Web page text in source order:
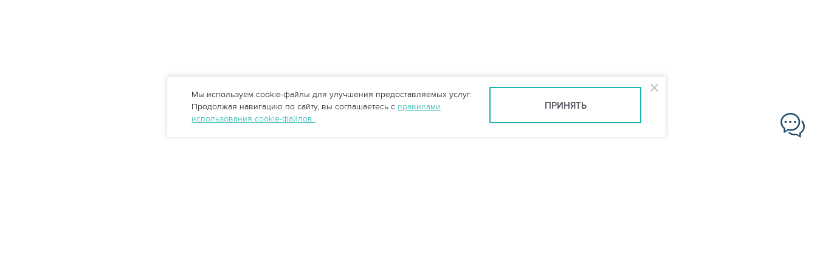
Мы используем cookie-файлы для улучшения предоставляемых услуг.
Продолжая навигацию по сайту, вы соглашаетесь с правилами
использования cookie-файлов .
ПРИНЯТЬ